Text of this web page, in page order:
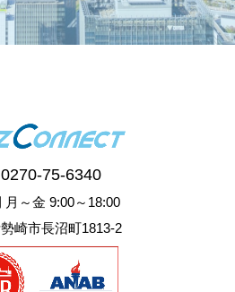
0270-75-6340
月～金 9:00～18:00
崎市長沼町1813-2